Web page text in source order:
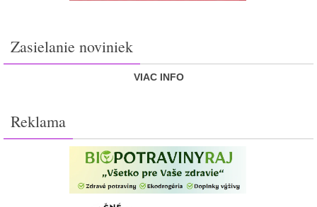
Zasielanie noviniek
VIAC INFO
Reklama